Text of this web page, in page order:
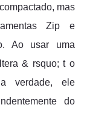
mas
Zip e
Ao usar uma
& rsquo; t o
verdade, ele
do